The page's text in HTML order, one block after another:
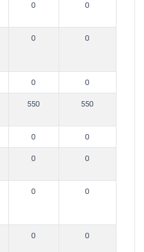
0 0
0 0
0 0
550 550
0 0
0 0
0 0
0 0